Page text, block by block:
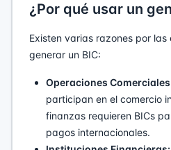
¿Por qué usar un
Existen varias razones por
generar un BIC:
Operaciones
participan en el comercio
finanzas requieren BICs
pagos internacionales.